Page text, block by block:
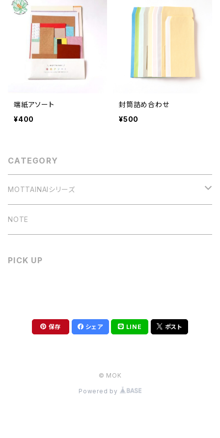
端紙アソート
¥400
封筒詰め合わせ
¥500
CATEGORY
MOTTAINAIシリーズ
TSUMIKI
NOTE
PICK UP
保存 シェア LINE ポスト
© MOK
Powered by